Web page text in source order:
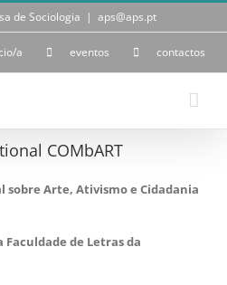
de Sociologia | aps@aps.pt
a eventos contactos
COMbART
Arte, Ativismo e Cidadania
Faculdade de Letras da